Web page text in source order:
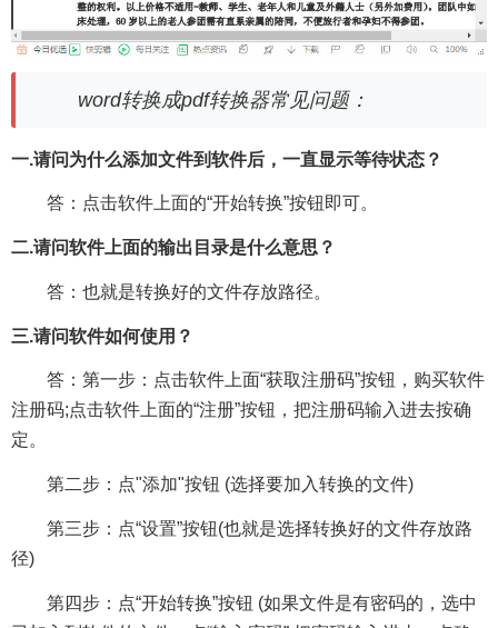
word转换成pdf转换器常见问题：
一.请问为什么添加文件到软件后，一直显示等待状态？
答：点击软件上面的“开始转换”按钮即可。
二.请问软件上面的输出目录是什么意思？
答：也就是转换好的文件存放路径。
三.请问软件如何使用？
答：第一步：点击软件上面“获取注册码”按钮，购买软件
注册码;点击软件上面的“注册”按钮，把注册码输入进去按确
定。
第二步：点"添加"按钮 (选择要加入转换的文件)
第三步：点“设置”按钮(也就是选择转换好的文件存放路
径)
第四步：点“开始转换”按钮 (如果文件是有密码的，选中